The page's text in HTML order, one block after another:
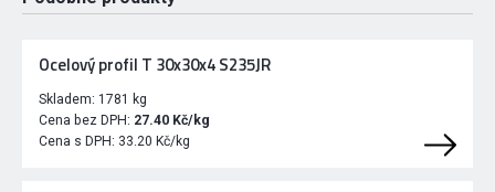
Ocelový profil T 30x30x4 S235JR
Skladem: 1781 kg
Cena bez DPH: 27.40 Kč/kg
Cena s DPH: 33.20 Kč/kg